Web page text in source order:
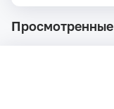
Просмотренные